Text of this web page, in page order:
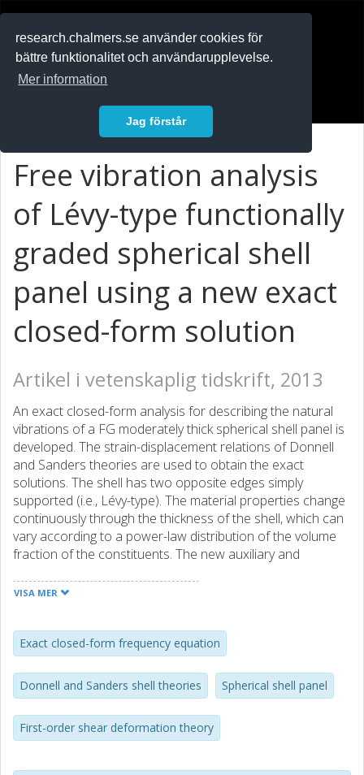
research.chalmers.se använder cookies för
bättre funktionalitet och användarupplevelse.
Mer information
Jag förstår
Free vibration analysis
of Lévy-type functionally
graded spherical shell
panel using a new exact
closed-form solution
Artikel i vetenskaplig tidskrift, 2013
An exact closed-form analysis for describing the natural
vibrations of a FG moderately thick spherical shell panel is
developed. The strain-displacement relations of Donnell
and Sanders theories are used to obtain the exact
solutions. The shell has two opposite edges simply
supported (i.e., Lévy-type). The material properties change
continuously through the thickness of the shell, which can
vary according to a power-law distribution of the volume
fraction of the constituents. The new auxiliary and
governing equations of the vibrated spherical shell panel,
solutions are established with the aid of a 3D finite
element analysis as well as by comparing the results with
the data reported in the literature. The effects of various
stretching-bending couplings on the frequency parameters
are discussed.
VISA MER
Exact closed-form frequency equation
Donnell and Sanders shell theories Spherical shell panel
First-order shear deformation theory